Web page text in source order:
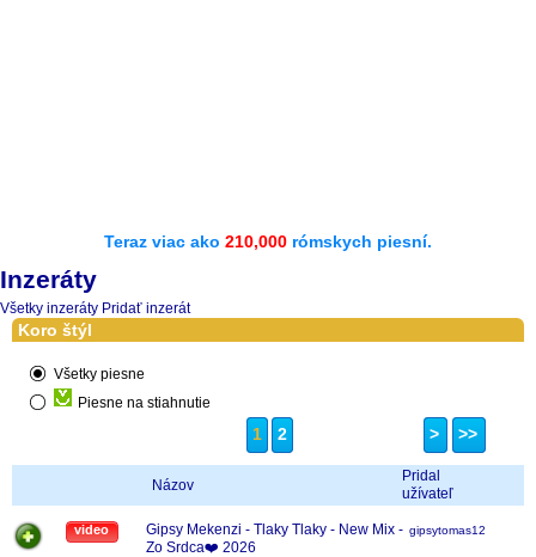
Teraz viac ako 210,000 rómskych piesní.
Inzeráty
Všetky inzeráty Pridať inzerát
Koro štýl
Všetky piesne
Piesne na stiahnutie
1 2 > >>
Názov
Pridal
užívateľ
video
Gipsy Mekenzi - Tlaky Tlaky - New Mix -
Zo Srdca❤️ 2026
gipsytomas123